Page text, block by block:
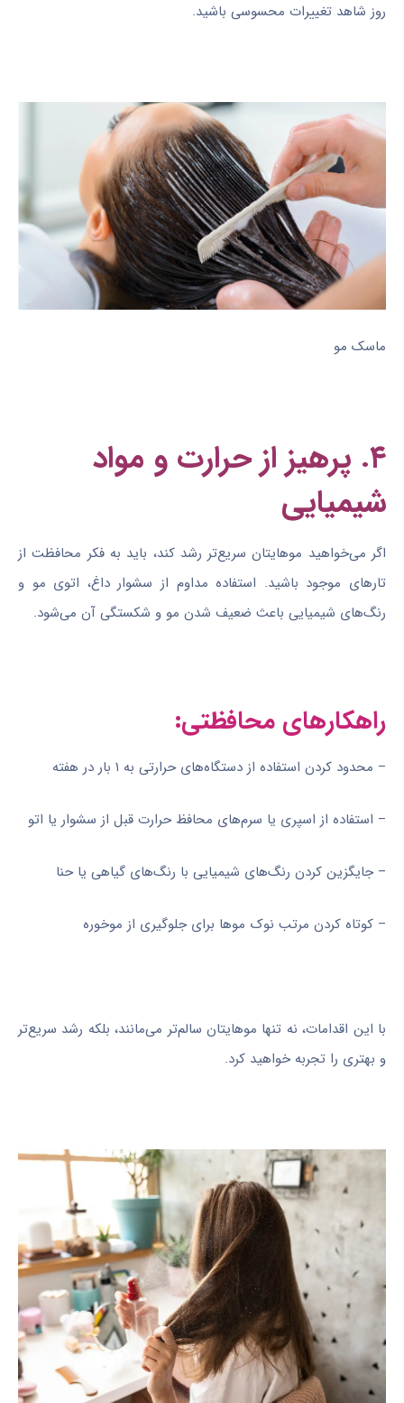
روز شاهد تغییرات محسوسی باشید.
ماسک مو
۴. پرهیز از حرارت و مواد
شیمیایی
اگر می‌خواهید موهایتان سریع‌تر رشد کند، باید به فکر محافظت از
تارهای موجود باشید. استفاده مداوم از سشوار داغ، اتوی مو و
رنگ‌های شیمیایی باعث ضعیف شدن مو و شکستگی آن می‌شود.
راهکارهای محافظتی:
– محدود کردن استفاده از دستگاه‌های حرارتی به ۱ بار در هفته
– استفاده از اسپری یا سرم‌های محافظ حرارت قبل از سشوار یا اتو
– جایگزین کردن رنگ‌های شیمیایی با رنگ‌های گیاهی یا حنا
– کوتاه کردن مرتب نوک موها برای جلوگیری از موخوره
با این اقدامات، نه تنها موهایتان سالم‌تر می‌مانند، بلکه رشد سریع‌تر
و بهتری را تجربه خواهید کرد.